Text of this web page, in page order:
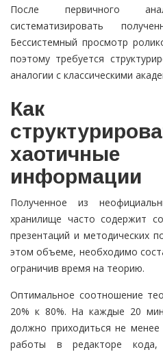
После первичного
систематизировать
Бессистемный просмотр
поэтому требуется
аналогии с классическими
Как
информации
Полученное из
хранилище часто содержит
презентаций и методических
этом объеме, необходимо
ограничив время на теорию.
Оптимальное соотношение
20% к 80%. На каждые 20
должно приходиться не
работы в редакторе